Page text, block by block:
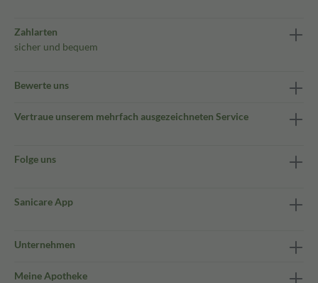
Zahlarten
sicher und bequem
Bewerte uns
Vertraue unserem mehrfach ausgezeichneten Service
Folge uns
Sanicare App
Unternehmen
Meine Apotheke